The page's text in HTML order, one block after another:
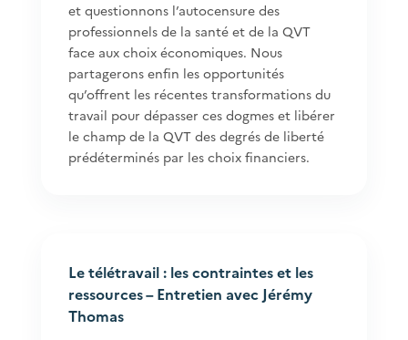
et questionnons l’autocensure des
professionnels de la santé et de la QVT
face aux choix économiques. Nous
partagerons enfin les opportunités
qu’offrent les récentes transformations du
travail pour dépasser ces dogmes et libérer
le champ de la QVT des degrés de liberté
prédéterminés par les choix financiers.
Le télétravail : les contraintes et les
ressources – Entretien avec Jérémy
Thomas